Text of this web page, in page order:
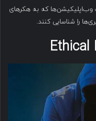
وب‌اپلیکیشن‌ها که به هکرهای
را شناسایی کنند.